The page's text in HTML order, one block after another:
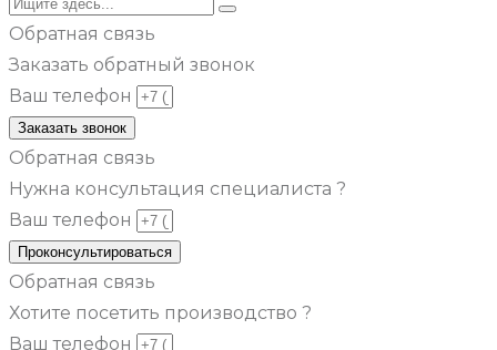
Обратная связь
Заказать обратный звонок
Ваш телефон
Заказать звонок
Обратная связь
Нужна консультация специалиста ?
Ваш телефон
Проконсультироваться
Обратная связь
Хотите посетить производство ?
Ваш телефон